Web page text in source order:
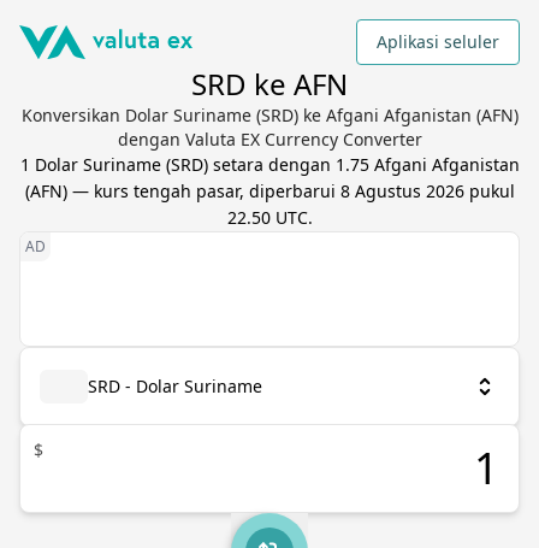
Aplikasi seluler
SRD ke AFN
Konversikan Dolar Suriname (SRD) ke Afgani Afganistan (AFN)
dengan Valuta EX Currency Converter
1 Dolar Suriname(SRD) setara dengan 1.75 Afgani Afganistan
(AFN) — kurs tengah pasar, diperbarui 8 Agustus 2026 pukul
22.50 UTC.
SRD - Dolar Suriname
$